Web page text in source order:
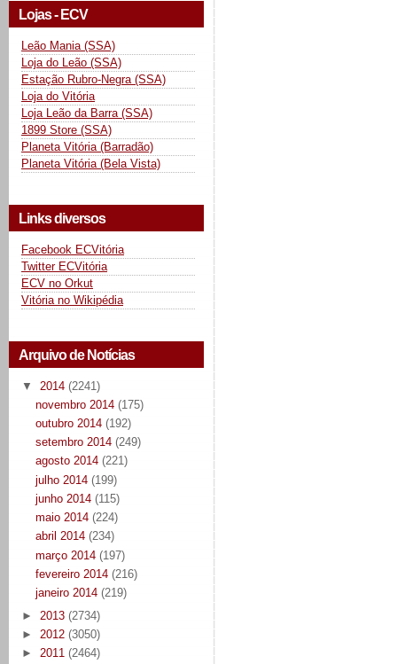
Lojas - ECV
Leão Mania (SSA)
Loja do Leão (SSA)
Estação Rubro-Negra (SSA)
Loja do Vitória
Loja Leão da Barra (SSA)
1899 Store (SSA)
Planeta Vitória (Barradão)
Planeta Vitória (Bela Vista)
Links diversos
Facebook ECVitória
Twitter ECVitória
ECV no Orkut
Vitória no Wikipédia
Arquivo de Notícias
▼ 2014 (2241)
novembro 2014 (175)
outubro 2014 (192)
setembro 2014 (249)
agosto 2014 (221)
julho 2014 (199)
junho 2014 (115)
maio 2014 (224)
abril 2014 (234)
março 2014 (197)
fevereiro 2014 (216)
janeiro 2014 (219)
► 2013 (2734)
► 2012 (3050)
► 2011 (2464)